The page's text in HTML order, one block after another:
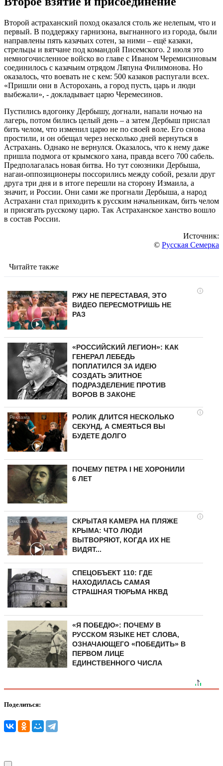
Второй астраханский поход оказался столь же нелепым, что и
первый. В поддержку гарнизона, выгнанного из города, были
направлены пять казачьих сотен, за ними – ещё казаки,
стрельцы и вятчане под командой Писемского. 2 июля это
немногочисленное войско во главе с Иваном Черемисиновым
соединилось с казачьим отрядом Ляпуна Филимонова. Но
оказалось, что воевать не с кем: 500 казаков распугали всех.
«Пришли они в Асторохань, а город пусть, царь и люди
выбежали», - докладывает царю Черемесинов.
Пустились вдогонку Дербышу, догнали, напали ночью на
лагерь, потом бились целый день – а затем Дербыш прислал
бить челом, что изменил царю не по своей воле. Его снова
простили, и он обещал через несколько дней вернуться в
Астрахань. Однако не вернулся. Оказалось, что к нему даже
пришла подмога от крымского хана, правда всего 700 сабель.
Предполагалась новая битва. Но тут союзники Дербыша,
нагаи-оппозиционеры поссорились между собой, резали друг
друга три дня и в итоге перешли на сторону Измаила, а
значит, и России. Они сами же прогнали Дербыша, а народ
Астрахани стал приходить к русским начальникам, бить челом
и присягать русскому царю. Так Астраханское ханство вошло
в состав России.
Источник:
© Русская Семерка
Читайте также
i
РЖУ НЕ ПЕРЕСТАВАЯ, ЭТО
ВИДЕО ПЕРЕСМОТРИШЬ НЕ
РАЗ
«РОССИЙСКИЙ ЛЕГИОН»: КАК
ГЕНЕРАЛ ЛЕБЕДЬ
ПОПЛАТИЛСЯ ЗА ИДЕЮ
СОЗДАТЬ ЭЛИТНОЕ
ПОДРАЗДЕЛЕНИЕ ПРОТИВ
ВОРОВ В ЗАКОНЕ
i
РОЛИК ДЛИТСЯ НЕСКОЛЬКО
СЕКУНД, А СМЕЯТЬСЯ ВЫ
БУДЕТЕ ДОЛГО
ПОЧЕМУ ПЕТРА I НЕ ХОРОНИЛИ
6 ЛЕТ
i
СКРЫТАЯ КАМЕРА НА ПЛЯЖЕ
КРЫМА: ЧТО ЛЮДИ
ВЫТВОРЯЮТ, КОГДА ИХ НЕ
ВИДЯТ...
СПЕЦОБЪЕКТ 110: ГДЕ
НАХОДИЛАСЬ САМАЯ
СТРАШНАЯ ТЮРЬМА НКВД
«Я ПОБЕДЮ»: ПОЧЕМУ В
РУССКОМ ЯЗЫКЕ НЕТ СЛОВА,
ОЗНАЧАЮЩЕГО «ПОБЕДИТЬ» В
ПЕРВОМ ЛИЦЕ
ЕДИНСТВЕННОГО ЧИСЛА
Поделиться: